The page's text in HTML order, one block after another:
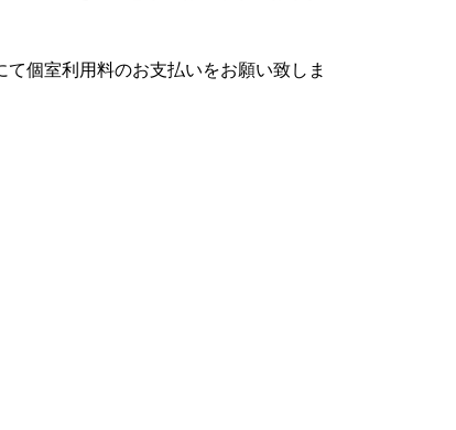
個室利用料のお支払いをお願い致しま